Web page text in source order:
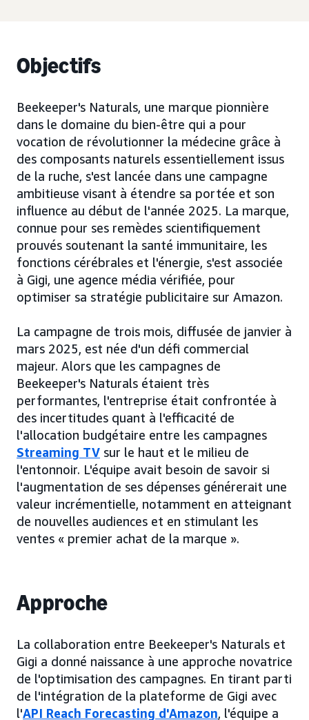
Objectifs
Beekeeper's Naturals, une marque pionnière
dans le domaine du bien-être qui a pour
vocation de révolutionner la médecine grâce à
des composants naturels essentiellement issus
de la ruche, s'est lancée dans une campagne
ambitieuse visant à étendre sa portée et son
influence au début de l'année 2025. La marque,
connue pour ses remèdes scientifiquement
prouvés soutenant la santé immunitaire, les
fonctions cérébrales et l'énergie, s'est associée
à Gigi, une agence média vérifiée, pour
optimiser sa stratégie publicitaire sur Amazon.
La campagne de trois mois, diffusée de janvier à
mars 2025, est née d'un défi commercial
majeur. Alors que les campagnes de
Beekeeper's Naturals étaient très
performantes, l'entreprise était confrontée à
des incertitudes quant à l'efficacité de
l'allocation budgétaire entre les campagnes
Streaming TV sur le haut et le milieu de
l'entonnoir. L'équipe avait besoin de savoir si
l'augmentation de ses dépenses générerait une
valeur incrémentielle, notamment en atteignant
de nouvelles audiences et en stimulant les
ventes « premier achat de la marque ».
Approche
La collaboration entre Beekeeper's Naturals et
Gigi a donné naissance à une approche novatrice
de l'optimisation des campagnes. En tirant parti
de l'intégration de la plateforme de Gigi avec
l'API Reach Forecasting d'Amazon, l'équipe a